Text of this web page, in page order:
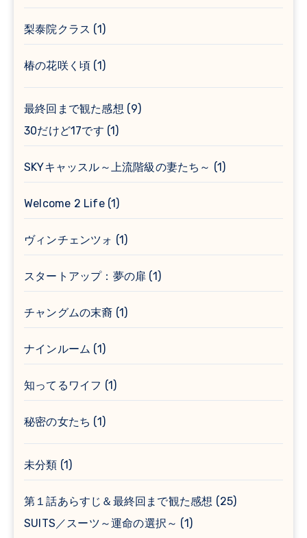
梨泰院クラス (1)
椿の花咲く頃 (1)
最終回まで観た感想 (9)
30だけど17です (1)
SKYキャッスル～上流階級の妻たち～ (1)
Welcome 2 Life(1)
ヴィンチェンツォ (1)
スタートアップ：夢の扉 (1)
チャングムの末裔 (1)
ナインルーム (1)
知ってるワイフ (1)
秘密の女たち (1)
未分類 (1)
第１話あらすじ＆最終回まで観た感想 (25)
SUITS／スーツ～運命の選択～ (1)